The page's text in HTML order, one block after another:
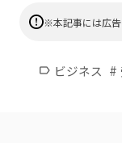
※本記事には広告
label ビジネス #